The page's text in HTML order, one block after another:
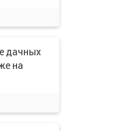
дачных
на